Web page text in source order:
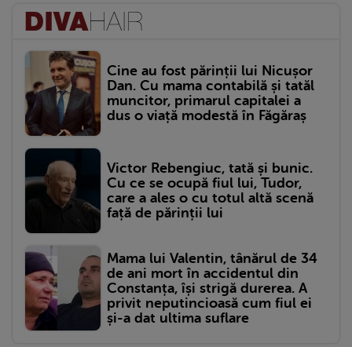
Cine au fost părinții lui Nicușor
Dan. Cu mama contabilă și tatăl
muncitor, primarul capitalei a
dus o viață modestă în Făgăraș
Victor Rebengiuc, tată și bunic.
Cu ce se ocupă fiul lui, Tudor,
care a ales o cu totul altă scenă
față de părinții lui
Mama lui Valentin, tânărul de 34
de ani mort în accidentul din
Constanța, își strigă durerea. A
privit neputincioasă cum fiul ei
și-a dat ultima suflare